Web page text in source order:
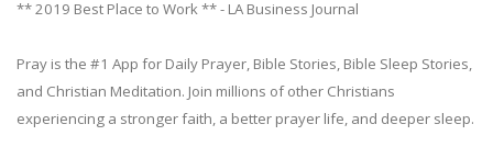
** 2019 Best Place to Work ** - LA Business Journal
Pray is the #1 App for Daily Prayer, Bible Stories, Bible Sleep Stories,
and Christian Meditation. Join millions of other Christians
experiencing a stronger faith, a better prayer life, and deeper sleep.